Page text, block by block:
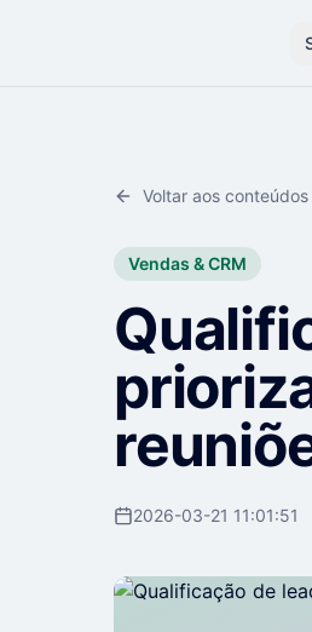
Voltar aos conteúdos
Vendas & CRM
2026-03-21 11:01:51